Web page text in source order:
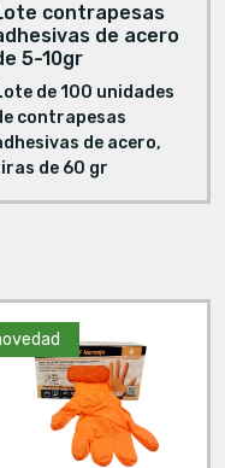
contrapesas
de acero
5-10gr
de 100 unidades
contrapesas
de acero,
de 60 gr